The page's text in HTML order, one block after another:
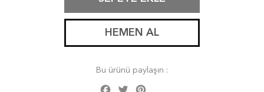
HEMEN AL
Bu ürünü paylaşın :
Facebook
Twitter